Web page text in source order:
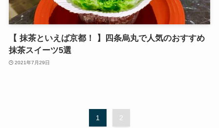
【 抹茶といえば京都！ 】四条烏丸で人気のおすすめ
抹茶スイーツ5選
2021年7月29日
1 2